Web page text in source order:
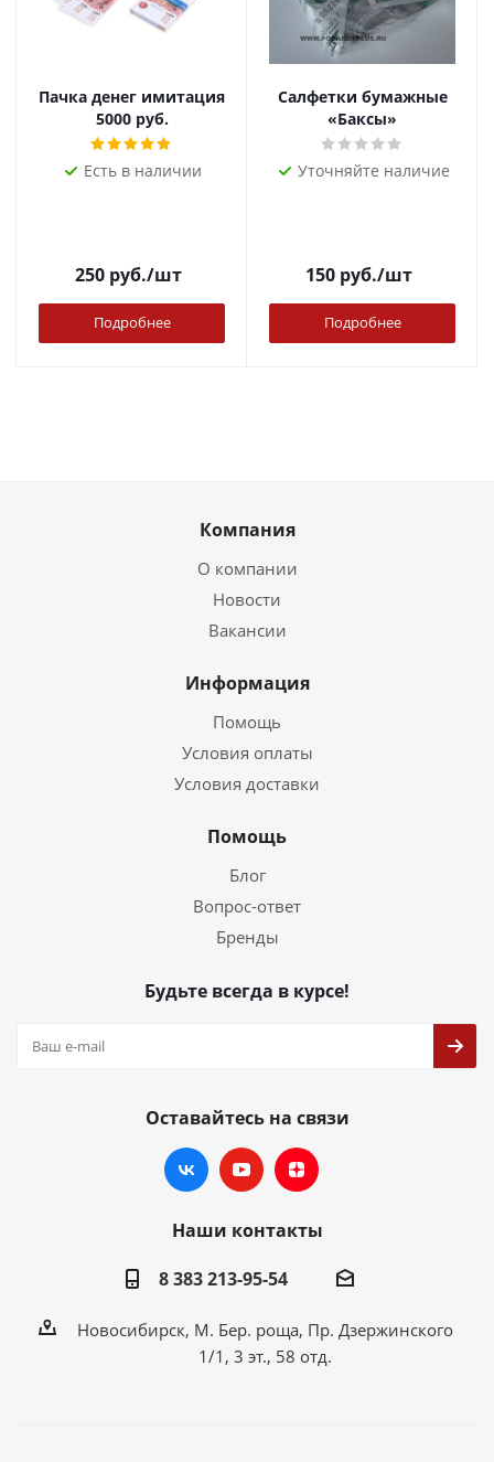
Пачка денег имитация
5000 руб.
Есть в наличии
250руб./шт
Подробнее
Салфетки бумажные
«Баксы»
Уточняйте наличие
150руб./шт
Подробнее
Компания
О компании
Новости
Вакансии
Информация
Помощь
Условия оплаты
Условия доставки
Помощь
Блог
Вопрос-ответ
Бренды
Будьте всегда в курсе!
Оставайтесь на связи
Наши контакты
8 383 213-95-54
Новосибирск, М. Бер. роща, Пр. Дзержинского
1/1, 3 эт., 58 отд.